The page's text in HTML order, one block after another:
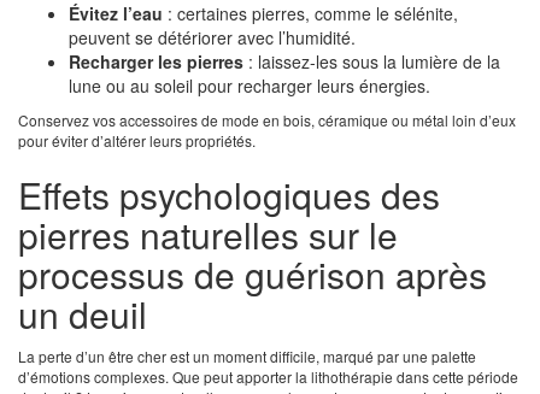
Évitez l’eau : certaines pierres, comme le sélénite,
peuvent se détériorer avec l’humidité.
Recharger les pierres : laissez-les sous la lumière de la
lune ou au soleil pour recharger leurs énergies.
Conservez vos accessoires de mode en bois, céramique ou métal loin d’eux
pour éviter d’altérer leurs propriétés.
Effets psychologiques des
pierres naturelles sur le
processus de guérison après
un deuil
La perte d’un être cher est un moment difficile, marqué par une palette
d’émotions complexes. Que peut apporter la lithothérapie dans cette période